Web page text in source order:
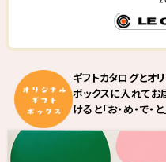
ギフトカタログとオ
ボックスに入れてお
けると「お・め・で・